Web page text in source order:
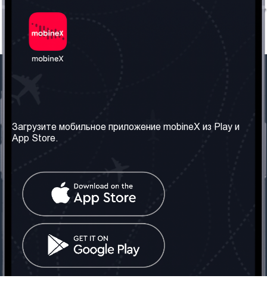
Наши сервисы
Правила и Условия
Часто задаваемые
вопросы
Контакт
Грузия: Тбилиси
Телефон: +442030340050
Email:info@mobinex.com
Социальные сети
Загрузите мобильное приложение mobineX из Play и
App Store.